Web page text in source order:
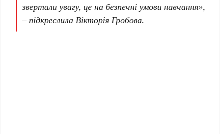
звертали увагу, це на безпечні умови навчання»,
– підкреслила Вікторія Гробова.